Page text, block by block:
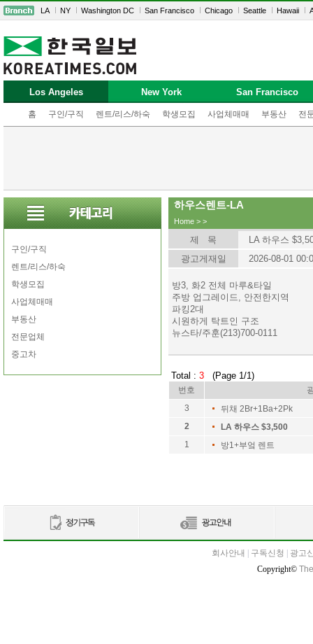
LA NY Washington DC San Francisco Chicago Seattle Hawaii
Los Angeles
홈 구인/구직 렌트/리스/하숙 학생모집 사업체매매 부동산 전
New York San Francisco
구인/구직
렌트/리스/하숙
학생모집
사업체매매
부동산
전문업체
중고차
하우스렌트-LA
Home > >
제 목
LA 하우스
광고게재일
2026-08-01
방3, 화2 전체 마루&타일
주방 업그레이드, 안전한지역
파킹2대
시원하게 탁트인 구조
뉴스타/주훈(213)700-0111
Total : 3 (Page 1/1)
번호
3
뒤채 2Br+1Ba+2Pk
2
LA 하우스 $3,500
1
방1+부엌 렌트
회사안내 구독신청
광고
Copyright©